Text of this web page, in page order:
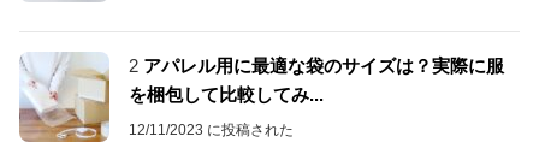
2 アパレル用に最適な袋のサイズは？実際に服
を梱包して比較してみ...
12/11/2023 に投稿された